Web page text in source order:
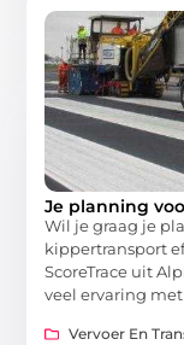
Je planning
Wil je graag je
kippertransport
ScoreTrace uit
veel ervaring met
Vervoer En